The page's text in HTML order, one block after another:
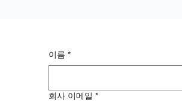
이름 *
회사 이메일 *